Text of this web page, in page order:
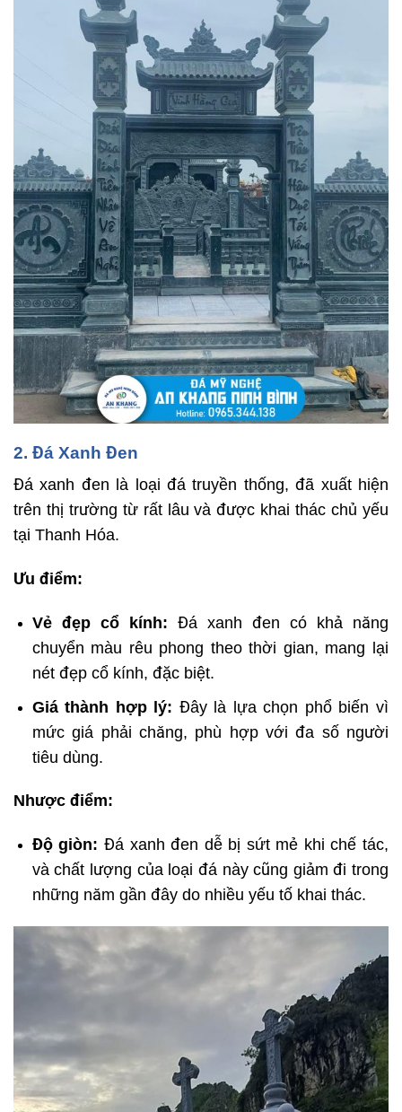
2. Đá Xanh Đen
Đá xanh đen là loại đá truyền thống, đã xuất hiện
trên thị trường từ rất lâu và được khai thác chủ yếu
tại Thanh Hóa.
Ưu điểm:
Vẻ đẹp cổ kính: Đá xanh đen có khả năng
chuyển màu rêu phong theo thời gian, mang lại
nét đẹp cổ kính, đặc biệt.
Giá thành hợp lý: Đây là lựa chọn phổ biến vì
mức giá phải chăng, phù hợp với đa số người
tiêu dùng.
Nhược điểm:
Độ giòn: Đá xanh đen dễ bị sứt mẻ khi chế tác,
và chất lượng của loại đá này cũng giảm đi trong
những năm gần đây do nhiều yếu tố khai thác.